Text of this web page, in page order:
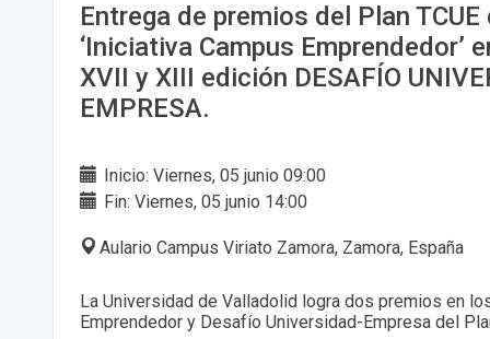
Entrega de premios del Plan
‘Iniciativa Campus Emprendedor’
XVII y XIII edición DESAFÍO
EMPRESA.
Inicio: Viernes, 05 junio 09:00
Fin: Viernes, 05 junio 14:00
Aulario Campus Viriato Zamora, Zamora, España
La Universidad de Valladolid logra dos premios en
Emprendedor y Desafío Universidad-Empresa del